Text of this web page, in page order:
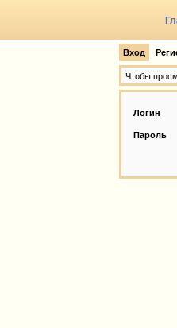
Вход
Чтобы
Логин
Пароль